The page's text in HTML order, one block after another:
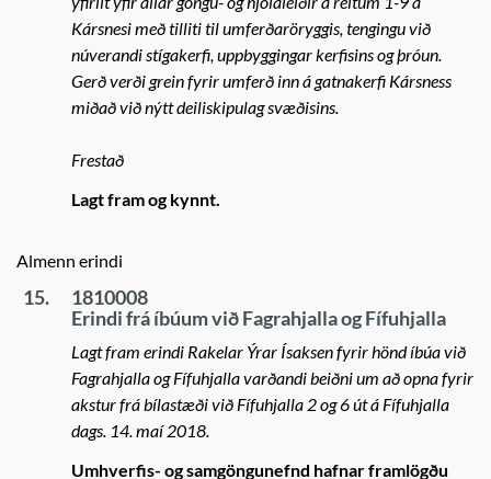
Kársnesi með tilliti til umferðaröryggis, tengingu við
núverandi stígakerfi, uppbyggingar kerfisins og þróun.
Gerð verði grein fyrir umferð inn á gatnakerfi Kársness
miðað við nýtt deiliskipulag svæðisins.
Frestað
Lagt fram og kynnt.
Almenn erindi
15.
1810008
Erindi frá íbúum við Fagrahjalla og Fífuhjalla
Lagt fram erindi Rakelar Ýrar Ísaksen fyrir hönd íbúa við
Fagrahjalla og Fífuhjalla varðandi beiðni um að opna fyrir
akstur frá bílastæði við Fífuhjalla 2 og 6 út á Fífuhjalla
dags. 14. maí 2018.
Umhverfis- og samgöngunefnd hafnar framlögðu